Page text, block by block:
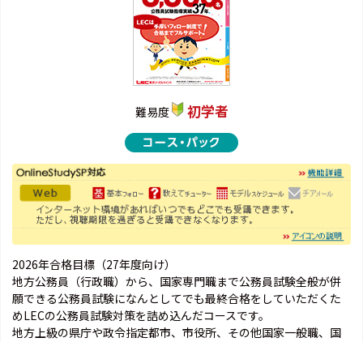
難易度 初学者
2026年合格目標（27年度向け）
地方公務員（行政職）から、国家専門職まで公務員試験全般が併
願できる公務員試験になんとしてでも最終合格をしていただくた
めLECの公務員試験対策を詰め込んだコースです。
地方上級の県庁や政令指定都市、市役所、その他国家一般職、国